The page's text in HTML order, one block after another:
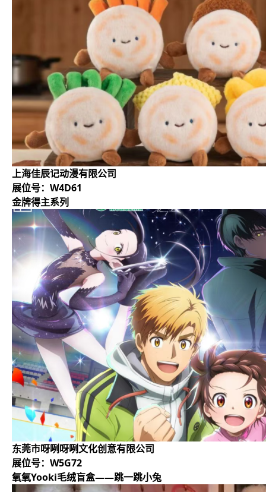
上海佳辰记动漫有限公司
展位号：W4D61
金牌得主系列
东莞市呀咧呀咧文化创意有限公司
展位号：W5G72
氧氧Yooki毛绒盲盒——跳一跳小兔